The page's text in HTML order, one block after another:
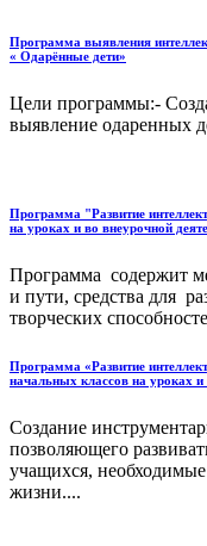
Программа выявления
« Одарённые дети»
Цели программы:-
выявление одаренных
Программа "Развитие
на уроках и во внеурочной
Программа содержит
и пути, средства для
творческих
Программа «Развитие
начальных классов на уроках и
Создание
позволяющего
учащихся,
жизни....